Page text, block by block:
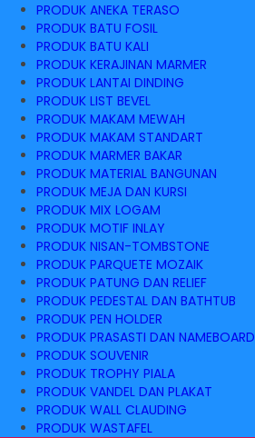
PRODUK ANEKA TERASO
PRODUK BATU FOSIL
PRODUK BATU KALI
PRODUK KERAJINAN MARMER
PRODUK LANTAI DINDING
PRODUK LIST BEVEL
PRODUK MAKAM MEWAH
PRODUK MAKAM STANDART
PRODUK MARMER BAKAR
PRODUK MATERIAL BANGUNAN
PRODUK MEJA DAN KURSI
PRODUK MIX LOGAM
PRODUK MOTIF INLAY
PRODUK NISAN-TOMBSTONE
PRODUK PARQUETE MOZAIK
PRODUK PATUNG DAN RELIEF
PRODUK PEDESTAL DAN BATHTUB
PRODUK PEN HOLDER
PRODUK PRASASTI DAN NAMEBOARD
PRODUK SOUVENIR
PRODUK TROPHY PIALA
PRODUK VANDEL DAN PLAKAT
PRODUK WALL CLAUDING
PRODUK WASTAFEL